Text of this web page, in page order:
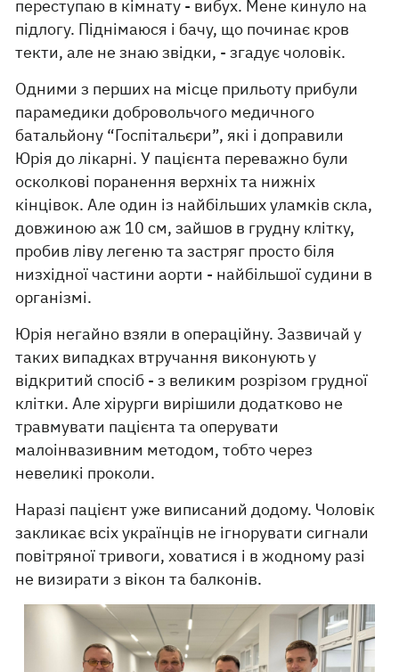
переступаю в кімнату - вибух. Мене кинуло на
підлогу. Піднімаюся і бачу, що починає кров
текти, але не знаю звідки, - згадує чоловік.
Одними з перших на місце прильоту прибули
парамедики добровольчого медичного
батальйону “Госпітальєри”, які і доправили
Юрія до лікарні. У пацієнта переважно були
осколкові поранення верхніх та нижніх
кінцівок. Але один із найбільших уламків скла,
довжиною аж 10 см, зайшов в грудну клітку,
пробив ліву легеню та застряг просто біля
низхідної частини аорти - найбільшої судини в
організмі.
Юрія негайно взяли в операційну. Зазвичай у
таких випадках втручання виконують у
відкритий спосіб - з великим розрізом грудної
клітки. Але хірурги вирішили додатково не
травмувати пацієнта та оперувати
малоінвазивним методом, тобто через
невеликі проколи.
Наразі пацієнт уже виписаний додому. Чоловік
закликає всіх українців не ігнорувати сигнали
повітряної тривоги, ховатися і в жодному разі
не визирати з вікон та балконів.